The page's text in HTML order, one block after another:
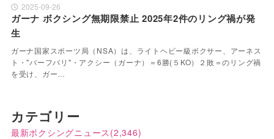
2025-09-26
ガーナ ボクシング無期限禁止 2025年2件のリング禍が発
生
ガーナ国家スポーツ局（NSA）は、ライトヘビー級ボクサー、アーネス
ト・"バーフバリ"・アクシー（ガーナ）＝6勝(５KO）２敗＝のリング禍
を受け、ガー…
カテゴリー
最新ボクシングニュース (2,346)